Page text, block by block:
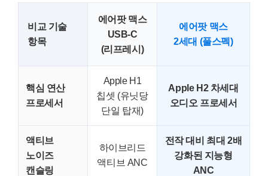
비교 기술
항목
에어팟 맥스
USB-C
(리프레시)
에어팟 맥스
2세대 (풀스펙)
핵심 연산
프로세서
Apple H1
칩셋 (유닛당
단일 탑재)
Apple H2 차세대
오디오 프로세서
액티브
노이즈
캔슬링
하이브리드
액티브 ANC
전작 대비 최대 2배
강화된 지능형
ANC